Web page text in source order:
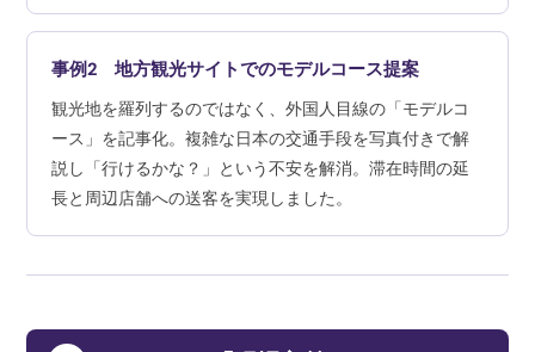
事例2 地方観光サイトでのモデルコース提案
観光地を羅列するのではなく、外国人目線の「モデルコ
ース」を記事化。複雑な日本の交通手段を写真付きで解
説し「行けるかな？」という不安を解消。滞在時間の延
長と周辺店舗への送客を実現しました。